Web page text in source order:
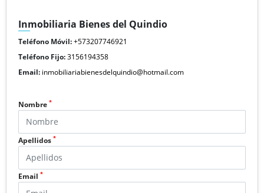
Inmobiliaria Bienes del Quindio
Teléfono Móvil:+573207746921
Teléfono Fijo:3156194358
Email: inmobiliariabienesdelquindio@hotmail.com
Nombre *
Apellidos *
Email *